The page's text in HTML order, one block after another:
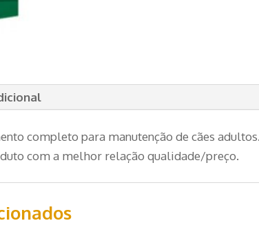
completo para manutenção de cães
com a melhor relação qualidade/preço.